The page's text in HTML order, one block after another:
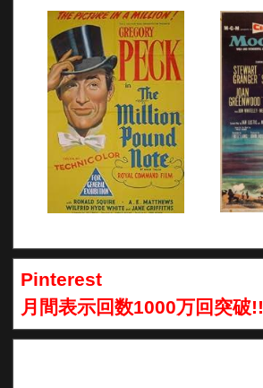
Pinterest
月間表示回数1000万回突破!!